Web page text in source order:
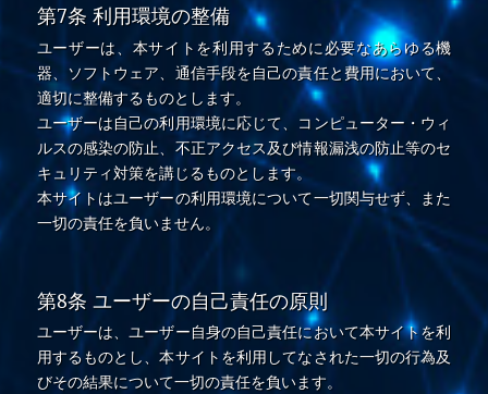
第7条 利用環境の整備
ユーザーは、本サイトを利用するために必要なあらゆる機
器、ソフトウェア、通信手段を自己の責任と費用において、
適切に整備するものとします。
ユーザーは自己の利用環境に応じて、コンピューター・ウィ
ルスの感染の防止、不正アクセス及び情報漏浅の防止等のセ
キュリティ対策を講じるものとします。
本サイトはユーザーの利用環境について一切関与せず、また
一切の責任を負いません。
第8条 ユーザーの自己責任の原則
ユーザーは、ユーザー自身の自己責任において本サイトを利
用するものとし、本サイトを利用してなされた一切の行為及
びその結果について一切の責任を負います。